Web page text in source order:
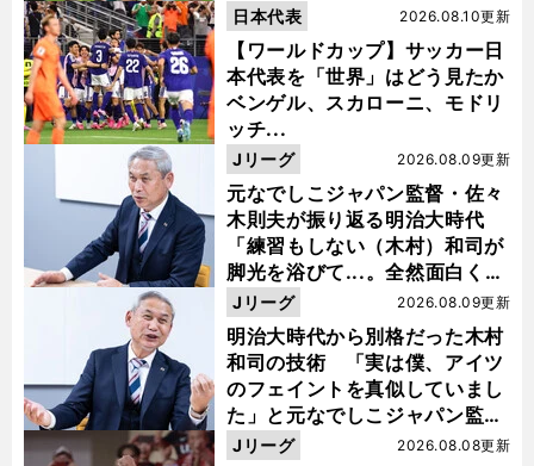
【ワールドカップ】サッカー日
本代表を「世界」はどう見たか
ベンゲル、スカローニ、モドリ
ッチ...
2026.08.10更新
日本代表
元なでしこジャパン監督・佐々
木則夫が振り返る明治大時代
「練習もしない（木村）和司が
脚光を浴びて...。全然面白くな
い４年間でした」
2026.08.09更新
Jリーグ
明治大時代から別格だった木村
和司の技術 「実は僕、アイツ
のフェイントを真似していまし
た」と元なでしこジャパン監
督・佐々木則夫
2026.08.09更新
Jリーグ
2026.08.08更新
Jリーグ